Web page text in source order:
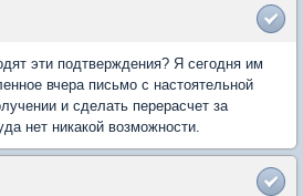
эти подтверждения? Я сегодня им
вчера письмо с настоятельной
и сделать перерасчет за
нет никакой возможности.